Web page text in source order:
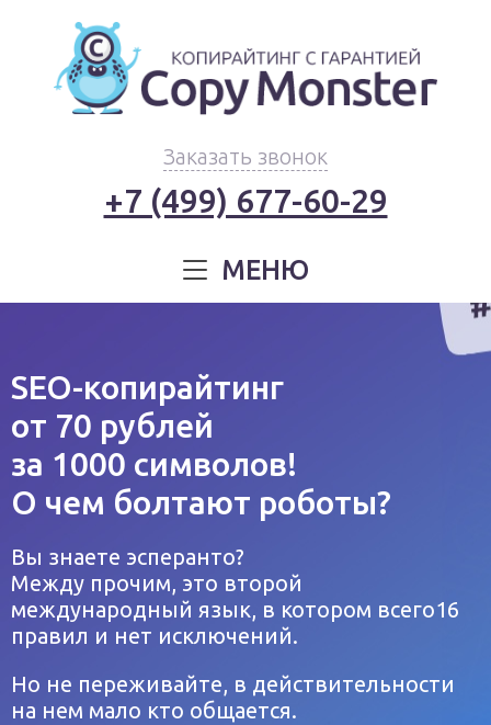
Заказать звонок
+7 (499) 677-60-29
МЕНЮ
SEO-копирайтинг
от 70 рублей
за 1000 символов!
О чем болтают роботы?
Вы знаете эсперанто?
Между прочим, это второй
международный язык, в котором всего16
правил и нет исключений.
Но не переживайте, в действительности
на нем мало кто общается.